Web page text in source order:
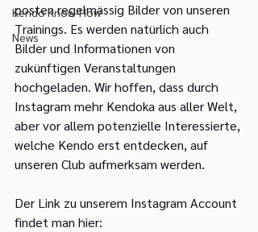
Kendo Know-How
News
posten regelmässig Bilder von unseren
Trainings. Es werden natürlich auch
Bilder und Informationen von
zukünftigen Veranstaltungen
hochgeladen. Wir hoffen, dass durch
Instagram mehr Kendoka aus aller Welt,
aber vor allem potenzielle Interessierte,
welche Kendo erst entdecken, auf
unseren Club aufmerksam werden.
Der Link zu unserem Instagram Account
findet man hier: